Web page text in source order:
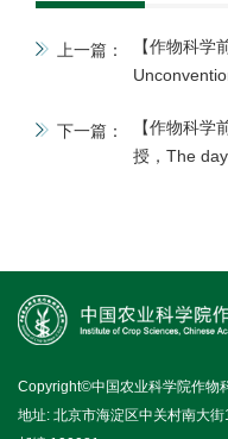
上一篇：
【作物科学
Land Plants
下一篇：
【作物科
授，The
Copyright©中国农业科学院作物
地址: 北京市海淀区中关村南大